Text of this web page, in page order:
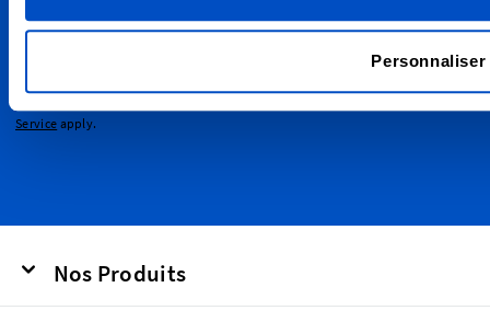
Personnaliser
Adresse email
Service apply.
Nos Produits